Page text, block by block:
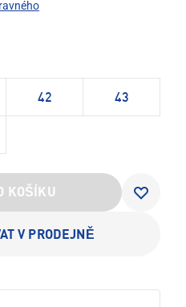
42 43
KOŠÍKU
V PRODEJNĚ